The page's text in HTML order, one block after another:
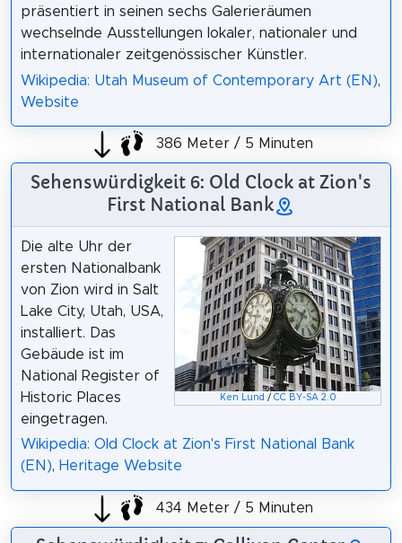
präsentiert in seinen sechs Galerieräumen
wechselnde Ausstellungen lokaler, nationaler und
internationaler zeitgenössischer Künstler.
Wikipedia: Utah Museum of Contemporary Art (EN),
Website
386 Meter / 5 Minuten
Sehenswürdigkeit 6: Old Clock at Zion's
First National Bank
Ken Lund / CC BY-SA 2.0
Die alte Uhr der
ersten Nationalbank
von Zion wird in Salt
Lake City, Utah, USA,
installiert. Das
Gebäude ist im
National Register of
Historic Places
eingetragen.
Wikipedia: Old Clock at Zion's First National Bank
(EN), Heritage Website
434 Meter / 5 Minuten